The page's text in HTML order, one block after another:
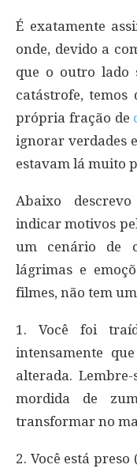
É exatamente
onde, devido a
que o outro lado
catástrofe, temos
própria fração de
ignorar verdades
estavam lá muito
Abaixo
indicar motivos
um cenário de
lágrimas e
filmes, não tem
1. Você foi
intensamente
alterada.
mordida de
transformar no
2. Você está